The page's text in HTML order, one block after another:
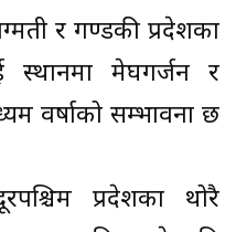
र गण्डकी प्रदेशका
स्थानमा मेघगर्जन र
वर्षाको सम्भावना छ
प्रदेशका थोरै